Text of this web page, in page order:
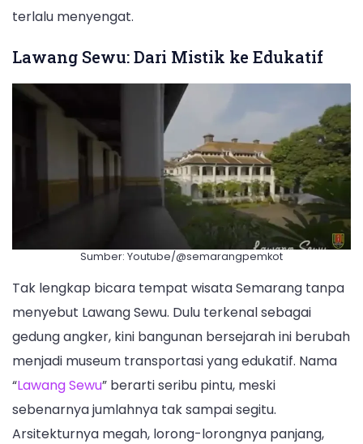
terlalu menyengat.
Lawang Sewu: Dari Mistik ke Edukatif
Sumber: Youtube/@semarangpemkot
Tak lengkap bicara tempat wisata Semarang tanpa
menyebut Lawang Sewu. Dulu terkenal sebagai
gedung angker, kini bangunan bersejarah ini berubah
menjadi museum transportasi yang edukatif. Nama
“Lawang Sewu” berarti seribu pintu, meski
sebenarnya jumlahnya tak sampai segitu.
Arsitekturnya megah, lorong-lorongnya panjang,